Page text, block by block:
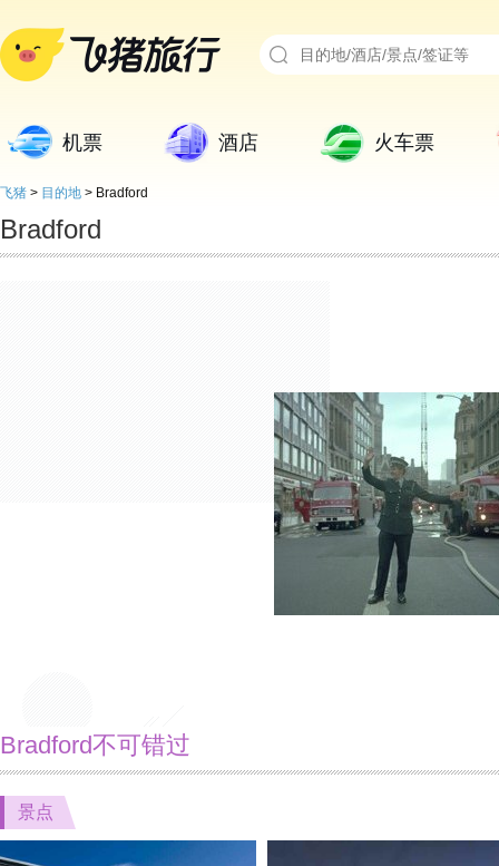
机票 酒店 火车票
飞猪 > 目的地 > Bradford
Bradford
Bradford不可错过
景点